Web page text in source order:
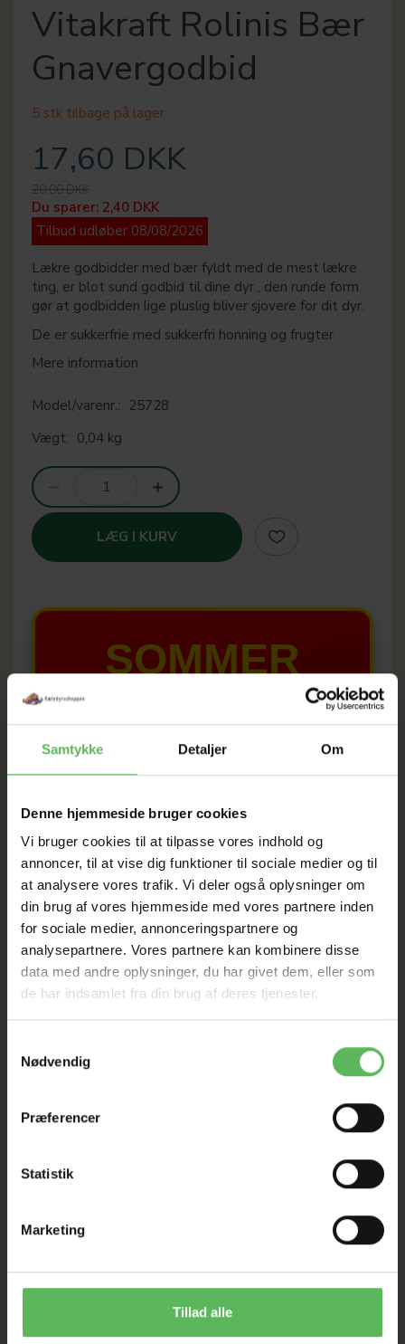
Samtykke Detaljer Om
Denne hjemmeside bruger cookies
Vi bruger cookies til at tilpasse vores indhold og
annoncer, til at vise dig funktioner til sociale medier og til
at analysere vores trafik. Vi deler også oplysninger om
din brug af vores hjemmeside med vores partnere inden
for sociale medier, annonceringspartnere og
analysepartnere. Vores partnere kan kombinere disse
data med andre oplysninger, du har givet dem, eller som
de har indsamlet fra din brug af deres tjenester.
Nødvendig
Præferencer
Statistik
Marketing
Tillad alle
Vitakraft Rolinis Bær
Gnavergodbid
5 stk tilbage på lager
17,60 DKK
20,00 DKK
Du sparer: 2,40 DKK
Tilbud udløber 08/08/2026
Lækre godbidder med bær fyldt med de mest lækre
ting, er blot sund godbid til dine dyr , den runde form
gør at godbidden lige pluslig bliver sjovere for dit dyr.
De er sukkerfrie med sukkerfri honning og frugter
Mere information
Model/varenr.: 25728
Vægt: 0,04 kg
LÆG I KURV
SOMMER
TIL D. 8 AUGUST
HELE WEBSHOPPEN ER
SAT NED
Tilbud GÆLDER IKKE
I FYSISK BUTIKKERE
BESKRIVELSE
Sukkerfrie